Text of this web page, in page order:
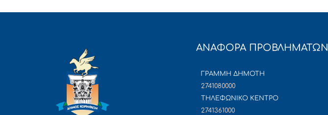
ΑΝΑΦΟΡΑ ΠΡΟΒΛΗΜΑΤΩΝ
ΓΡΑΜΜΗ ΔΗΜΟΤΗ
2741080000
ΤΗΛΕΦΩΝΙΚΟ ΚΕΝΤΡΟ
2741361000